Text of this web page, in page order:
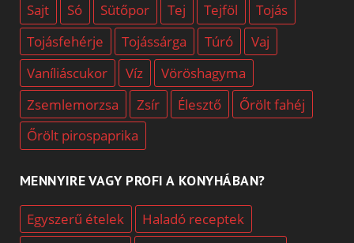
Sajt
Só Sütőpor Tej Tejföl
Tojás
Tojásfehérje
Tojássárga Túró
Vaj
Vaníliáscukor
Víz
Vöröshagyma
Zsemlemorzsa
Zsír Élesztő
Őrölt fahéj
Őrölt pirospaprika
MENNYIRE VAGY PROFI A KONYHÁBAN?
Egyszerű ételek
Haladó receptek